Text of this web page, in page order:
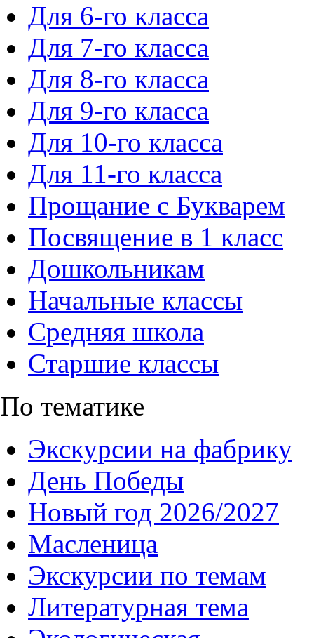
Для 6-го класса
Для 7-го класса
Для 8-го класса
Для 9-го класса
Для 10-го класса
Для 11-го класса
Прощание с Букварем
Посвящение в 1 класс
Дошкольникам
Начальные классы
Средняя школа
Старшие классы
По тематике
Экскурсии на фабрику
День Победы
Новый год 2026/2027
Масленица
Экскурсии по темам
Литературная тема